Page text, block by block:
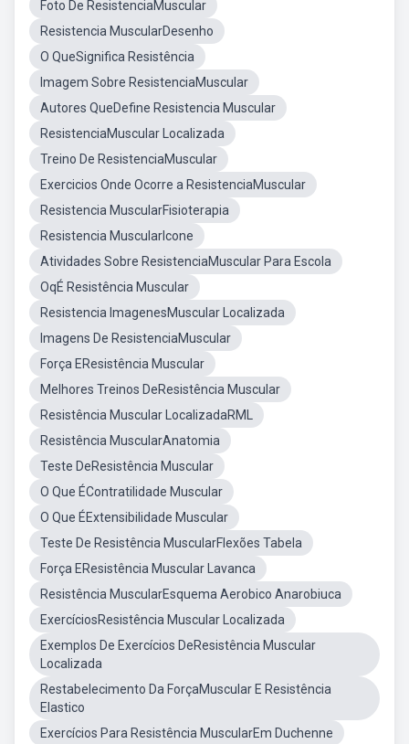
Foto De ResistenciaMuscular
Resistencia MuscularDesenho
O QueSignifica Resistência
Imagem Sobre ResistenciaMuscular
Autores QueDefine Resistencia Muscular
ResistenciaMuscular Localizada
Treino De ResistenciaMuscular
Exercicios Onde Ocorre a ResistenciaMuscular
Resistencia MuscularFisioterapia
Resistencia MuscularIcone
Atividades Sobre ResistenciaMuscular Para Escola
OqÉ Resistência Muscular
Resistencia ImagenesMuscular Localizada
Imagens De ResistenciaMuscular
Força EResistência Muscular
Melhores Treinos DeResistência Muscular
Resistência Muscular LocalizadaRML
Resistência MuscularAnatomia
Teste DeResistência Muscular
O Que ÉContratilidade Muscular
O Que ÉExtensibilidade Muscular
Teste De Resistência MuscularFlexões Tabela
Força EResistência Muscular Lavanca
Resistência MuscularEsquema Aerobico Anarobiuca
ExercíciosResistência Muscular Localizada
Exemplos De Exercícios DeResistência Muscular
Localizada
Restabelecimento Da ForçaMuscular E Resistência
Elastico
Exercícios Para Resistência MuscularEm Duchenne